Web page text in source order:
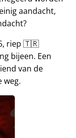
aandacht,
riep 🇹🇷
bijeen. Een
van de
weg.